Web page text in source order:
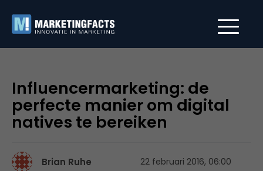
Influencermarketing: de
perfecte manier om digital
natives te bereiken
Brian Ruhe 22 februari 2016, 06:00